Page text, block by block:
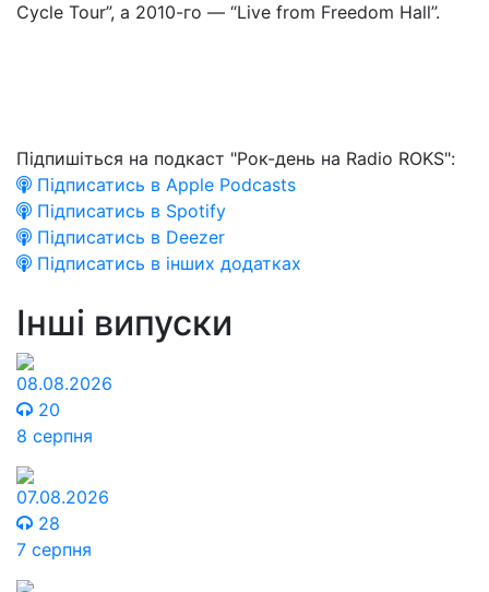
Cycle Tour”, а 2010-го — “Live from Freedom Hall”.
Підпишіться на подкаст "Рок-день на Radio ROKS":
Підписатись в Apple Podcasts
Підписатись в Spotify
Підписатись в Deezer
Підписатись в інших додатках
Інші випуски
08.08.2026
20
8 серпня
07.08.2026
28
7 серпня